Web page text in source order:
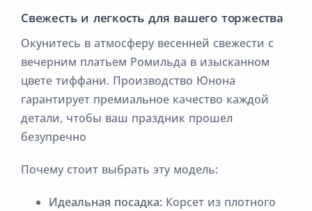
Свежесть и легкость для вашего торжества
Окунитесь в атмосферу весенней свежести с
вечерним платьем Ромильда в изысканном
цвете тиффани. Производство Юнона
гарантирует премиальное качество каждой
детали, чтобы ваш праздник прошел
безупречно
Почему стоит выбрать эту модель:
Идеальная посадка: Корсет из плотного